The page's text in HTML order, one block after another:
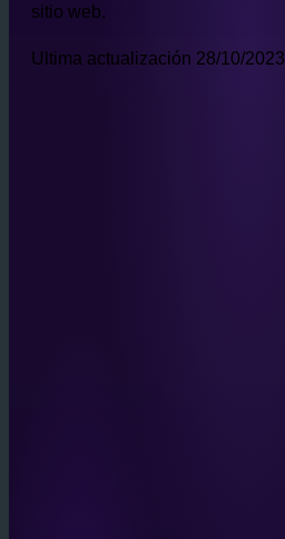
sitio web.
Ultima actualización 28/10/2023